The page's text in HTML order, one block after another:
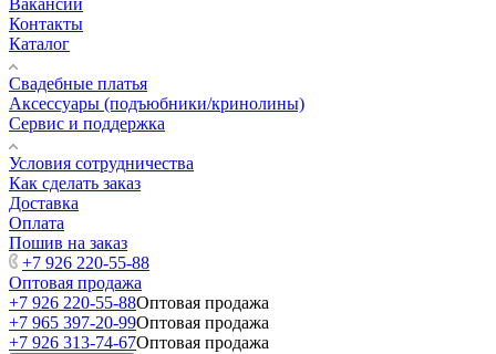
Вакансии
Контакты
Каталог
Свадебные платья
Аксессуары (подъюбники/кринолины)
Сервис и поддержка
Условия сотрудничества
Как сделать заказ
Доставка
Оплата
Пошив на заказ
+7 926 220-55-88
Оптовая продажа
+7 926 220-55-88Оптовая продажа
+7 965 397-20-99Оптовая продажа
+7 926 313-74-67Оптовая продажа